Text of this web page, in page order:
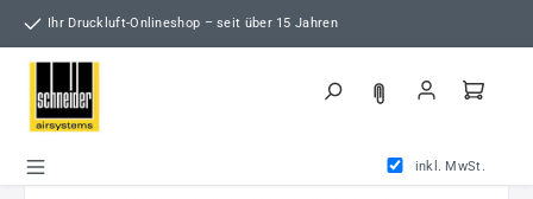
Zum Hauptinhalt springen
Ihr Druckluft-Onlineshop – seit über 15 Jahren
inkl. MwSt.